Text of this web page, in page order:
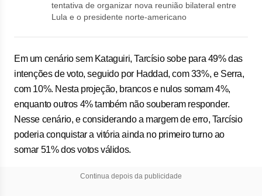
tentativa de organizar nova reunião bilateral entre
Lula e o presidente norte-americano
Em um cenário sem Kataguiri, Tarcísio sobe para 49% das
intenções de voto, seguido por Haddad, com 33%, e Serra,
com 10%. Nesta projeção, brancos e nulos somam 4%,
enquanto outros 4% também não souberam responder.
Nesse cenário, e considerando a margem de erro, Tarcísio
poderia conquistar a vitória ainda no primeiro turno ao
somar 51% dos votos válidos.
Continua depois da publicidade